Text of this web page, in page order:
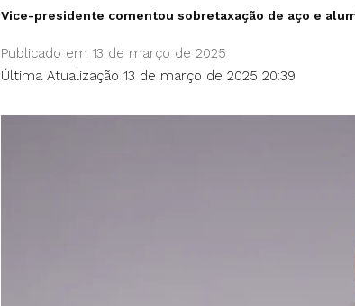
Vice-presidente comentou sobretaxação de aço e
Última Atualização 13 de março de 2025 20:39
Publicado em 13 de março de 2025